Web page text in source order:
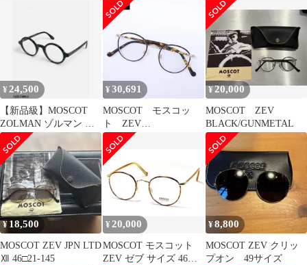
¥ 24,500
【新品級】MOSCOT
ZOLMAN ゾルマン 丸
型 セレブ愛用モデ
ル・黒
¥30,691
MOSCOT モスコッ
ト ZEV
COL.Tortoise/Gold 度入
りレンズ ボストンシェ
イプ メガネフレーム
46□21-145
¥20,000
MOSCOT ZEV
BLACK/GUNMETAL
¥ 18,500
MOSCOT ZEV JPN LTD
Ⅻ 46□21-145
¥ 20,000
MOSCOT モスコット
ZEV ゼブ サイズ 46
¥8,800
MOSCOT ZEV クリッ
プオン 49サイズ